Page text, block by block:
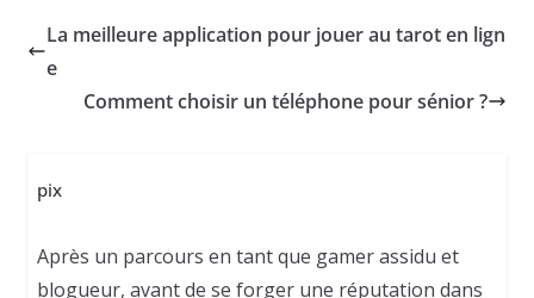
La meilleure application pour jouer au tarot en lign
e
Comment choisir un téléphone pour sénior ?
pix
Après un parcours en tant que gamer assidu et
blogueur, avant de se forger une réputation dans